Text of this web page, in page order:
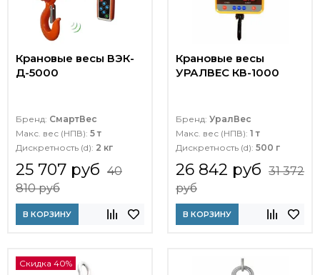
Крановые весы ВЭК-
Д-5000
Бренд: СмартВес
Макс. вес (НПВ): 5 т
Дискретность (d): 2 кг
25 707 руб 40
810 руб
В КОРЗИНУ
Крановые весы
УРАЛВЕС КВ-1000
Бренд: УралВес
Макс. вес (НПВ): 1 т
Дискретность (d): 500 г
26 842 руб 31 372
руб
В КОРЗИНУ
Скидка 40%